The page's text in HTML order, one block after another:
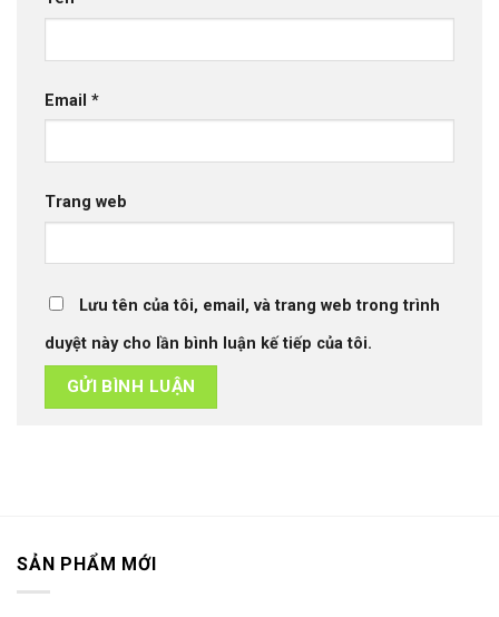
Email *
Trang web
Lưu tên của tôi, email, và trang web trong trình
duyệt này cho lần bình luận kế tiếp của tôi.
SẢN PHẨM MỚI